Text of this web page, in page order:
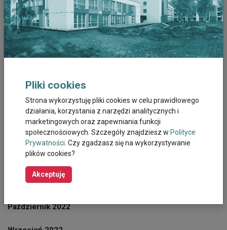
Czerwiec 2023
Maj 2023
Marzec 2023
Luty 2023
Styczeń 2023
Grudzień 2022
Listopad 2022
Październik 2022
Pliki cookies
Strona wykorzystuję pliki cookies w celu prawidłowego
działania, korzystania z narzędzi analitycznych i
marketingowych oraz zapewniania funkcji
społecznościowych. Szczegóły znajdziesz w Polityce
Prywatności . Czy zgadzasz się na wykorzystywanie
plików cookies?
Akceptuję